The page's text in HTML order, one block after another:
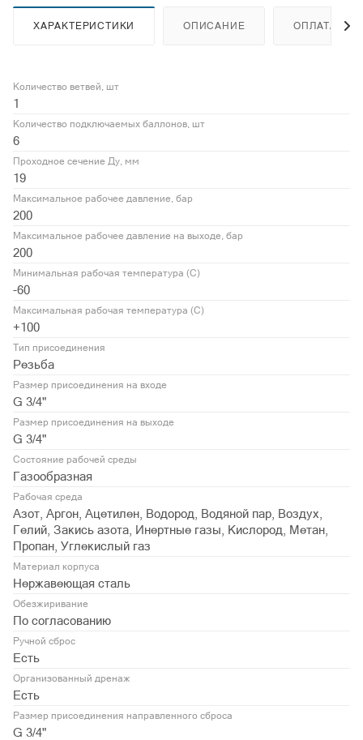
ХАРАКТЕРИСТИКИ ОПИСАНИЕ ОПЛАТА
Количество ветвей, шт
1
Количество подключаемых баллонов, шт
6
Проходное сечение Ду, мм
19
Максимальное рабочее давление, бар
200
Максимальное рабочее давление на выходе, бар
200
Минимальная рабочая температура (С)
-60
Максимальная рабочая температура (С)
+100
Тип присоединения
Резьба
Размер присоединения на входе
G 3/4"
Размер присоединения на выходе
G 3/4"
Состояние рабочей среды
Газообразная
Рабочая среда
Азот, Аргон, Ацетилен, Водород, Водяной пар, Воздух,
Гелий, Закись азота, Инертные газы, Кислород, Метан,
Пропан, Углекислый газ
Материал корпуса
Нержавеющая сталь
Обезжиривание
По согласованию
Ручной сброс
Есть
Организованный дренаж
Есть
Размер присоединения направленного сброса
G 3/4"